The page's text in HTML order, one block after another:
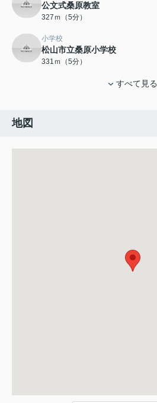
公文式桑原教室
327ｍ（5分）
小学校
松山市立桑原小学校
331ｍ（5分）
すべて見る
地図